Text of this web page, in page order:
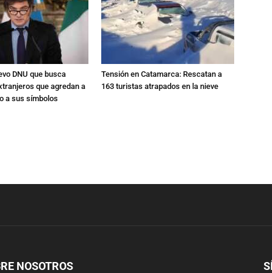
DNU que busca
que agredan a
a sus símbolos
Tensión en Catamarca: Rescatan a
163 turistas atrapados en la nieve
NOSOTROS